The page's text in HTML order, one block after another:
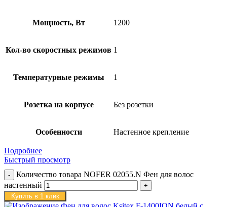
Мощность, Вт 1200
Кол-во скоростных режимов 1
Температурные режимы 1
Розетка на корпусе Без розетки
Особенности Настенное крепление
Подробнее
Быстрый просмотр
Количество товара NOFER 02055.N Фен для волос
настенный
Купить в 1 клик